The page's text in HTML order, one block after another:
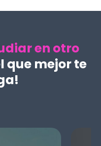
en otro
que mejor te